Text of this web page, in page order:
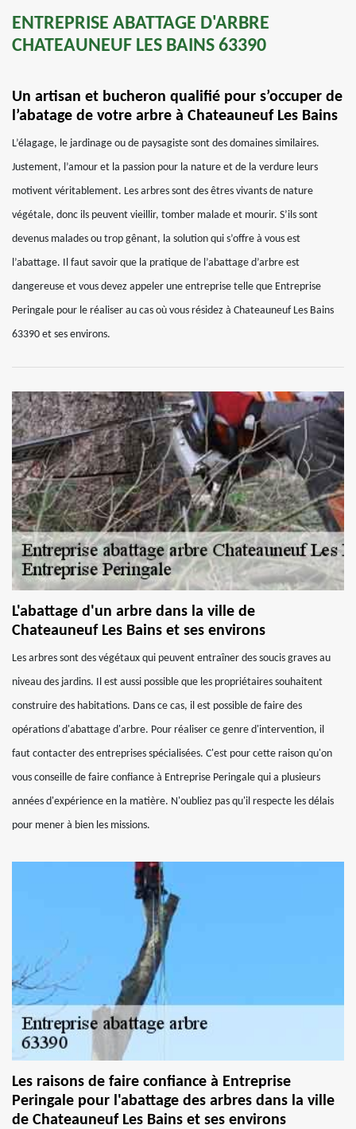
ENTREPRISE ABATTAGE D'ARBRE
CHATEAUNEUF LES BAINS 63390
Un artisan et bucheron qualifié pour s’occuper de
l’abatage de votre arbre à Chateauneuf Les Bains
L’élagage, le jardinage ou de paysagiste sont des domaines similaires.
Justement, l’amour et la passion pour la nature et de la verdure leurs
motivent véritablement. Les arbres sont des êtres vivants de nature
végétale, donc ils peuvent vieillir, tomber malade et mourir. S’ils sont
devenus malades ou trop gênant, la solution qui s’offre à vous est
l’abattage. Il faut savoir que la pratique de l’abattage d’arbre est
dangereuse et vous devez appeler une entreprise telle que Entreprise
Peringale pour le réaliser au cas où vous résidez à Chateauneuf Les Bains
63390 et ses environs.
L'abattage d'un arbre dans la ville de
Chateauneuf Les Bains et ses environs
Les arbres sont des végétaux qui peuvent entraîner des soucis graves au
niveau des jardins. Il est aussi possible que les propriétaires souhaitent
construire des habitations. Dans ce cas, il est possible de faire des
opérations d'abattage d'arbre. Pour réaliser ce genre d'intervention, il
faut contacter des entreprises spécialisées. C'est pour cette raison qu'on
vous conseille de faire confiance à Entreprise Peringale qui a plusieurs
années d'expérience en la matière. N'oubliez pas qu'il respecte les délais
pour mener à bien les missions.
Les raisons de faire confiance à Entreprise
Peringale pour l'abattage des arbres dans la ville
de Chateauneuf Les Bains et ses environs